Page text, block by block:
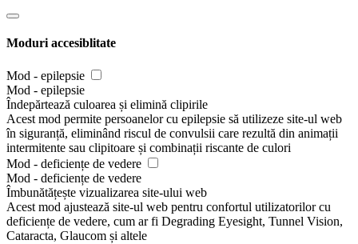
Moduri accesiblitate
Mod - epilepsie
Mod - epilepsie
Îndepărtează culoarea și elimină clipirile
Acest mod permite persoanelor cu epilepsie să utilizeze site-ul web
în siguranță, eliminând riscul de convulsii care rezultă din animații
intermitente sau clipitoare și combinații riscante de culori
Mod - deficiențe de vedere
Mod - deficiențe de vedere
Îmbunătățește vizualizarea site-ului web
Acest mod ajustează site-ul web pentru confortul utilizatorilor cu
deficiențe de vedere, cum ar fi Degrading Eyesight, Tunnel Vision,
Cataracta, Glaucom și altele